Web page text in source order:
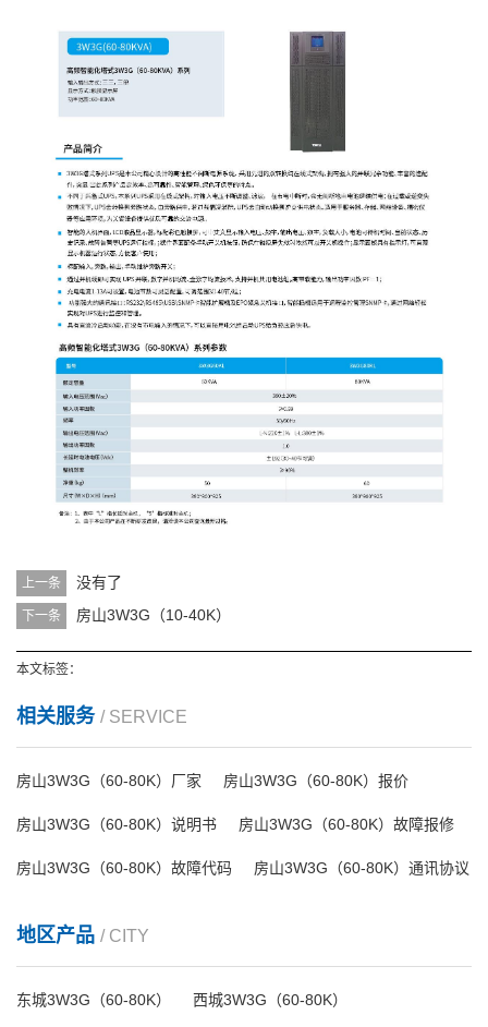
上一条 没有了
下一条 房山3W3G（10-40K）
本文标签：
相关服务 / SERVICE
房山3W3G（60-80K）厂家 房山3W3G（60-80K）报价
房山3W3G（60-80K）说明书 房山3W3G（60-80K）故障报修
房山3W3G（60-80K）故障代码 房山3W3G（60-80K）通讯协议
地区产品 / CITY
东城3W3G（60-80K） 西城3W3G（60-80K）